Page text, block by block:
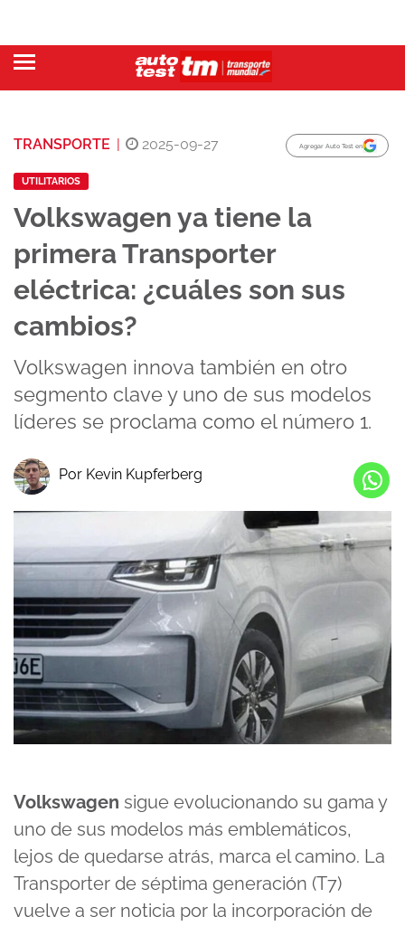
TRANSPORTE | 2025-09-27 Agregar Auto Test en
UTILITARIOS
Volkswagen ya tiene la
primera Transporter
eléctrica: ¿cuáles son sus
cambios?
Volkswagen innova también en otro
segmento clave y uno de sus modelos
líderes se proclama como el número 1.
Por Kevin Kupferberg
Volkswagen sigue evolucionando su gama y
uno de sus modelos más emblemáticos,
lejos de quedarse atrás, marca el camino. La
Transporter de séptima generación (T7)
vuelve a ser noticia por la incorporación de